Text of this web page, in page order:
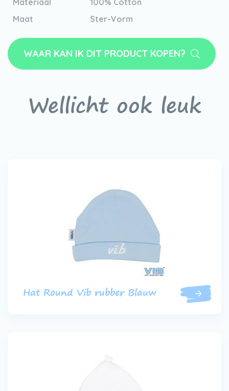
Materiaal
100% Cotton
Maat
Ster-Vorm
WAAR KAN IK DIT PRODUCT KOPEN?
Wellicht ook leuk
Hat Round Vib rubber Blauw